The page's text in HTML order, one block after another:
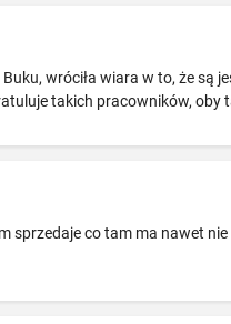
wróciła wiara w to, że są
takich pracowników, oby
co tam ma nawet